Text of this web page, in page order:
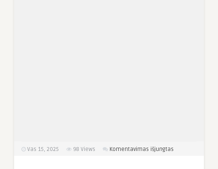
Vas 15, 2025 98 Views Komentavimas išjungtas